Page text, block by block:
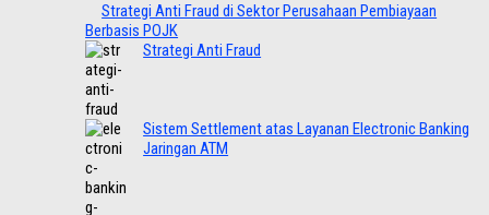
Strategi Anti Fraud di Sektor Perusahaan Pembiayaan
Berbasis POJK
Strategi Anti Fraud
Sistem Settlement atas Layanan Electronic Banking
Jaringan ATM